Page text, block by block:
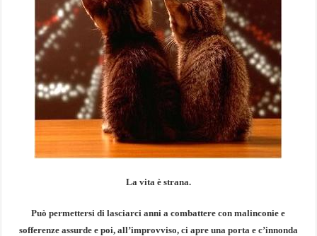
La vita è strana.
Può permettersi di lasciarci anni a combattere con malinconie e
sofferenze assurde e poi, all’improvviso, ci apre una porta e c’innonda